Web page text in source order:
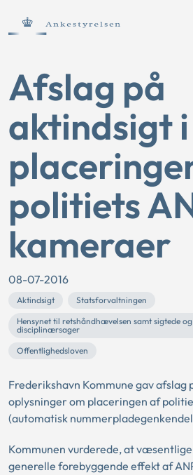
Afslag på
aktindsigt i
politiets
kameraer
08-07-2016
Aktindsigt
Statsforvaltningen
Hensynet til retshåndhævelsen samt sigtede
disciplinærsager
Offentlighedsloven
Frederikshavn Kommune gav afslag
oplysninger om placeringen af
(automatisk
Kommunen vurderede, at
generelle forebyggende effekt af